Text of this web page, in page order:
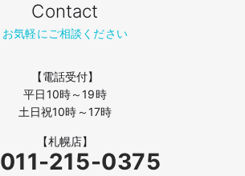
Contact
お気軽にご相談ください
【電話受付】
平日10時～19時
土日祝10時～17時
【札幌店】
011-215-0375